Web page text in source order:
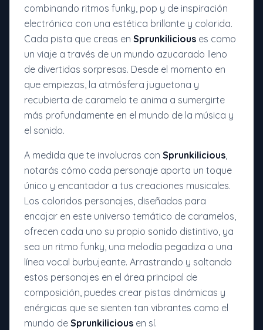
combinando ritmos funky, pop y de inspiración
electrónica con una estética brillante y colorida.
Cada pista que creas en Sprunkilicious es como
un viaje a través de un mundo azucarado lleno
de divertidas sorpresas. Desde el momento en
que empiezas, la atmósfera juguetona y
recubierta de caramelo te anima a sumergirte
más profundamente en el mundo de la música y
el sonido.
A medida que te involucras con Sprunkilicious,
notarás cómo cada personaje aporta un toque
único y encantador a tus creaciones musicales.
Los coloridos personajes, diseñados para
encajar en este universo temático de caramelos,
ofrecen cada uno su propio sonido distintivo, ya
sea un ritmo funky, una melodía pegadiza o una
línea vocal burbujeante. Arrastrando y soltando
estos personajes en el área principal de
composición, puedes crear pistas dinámicas y
enérgicas que se sienten tan vibrantes como el
mundo de Sprunkilicious en sí.